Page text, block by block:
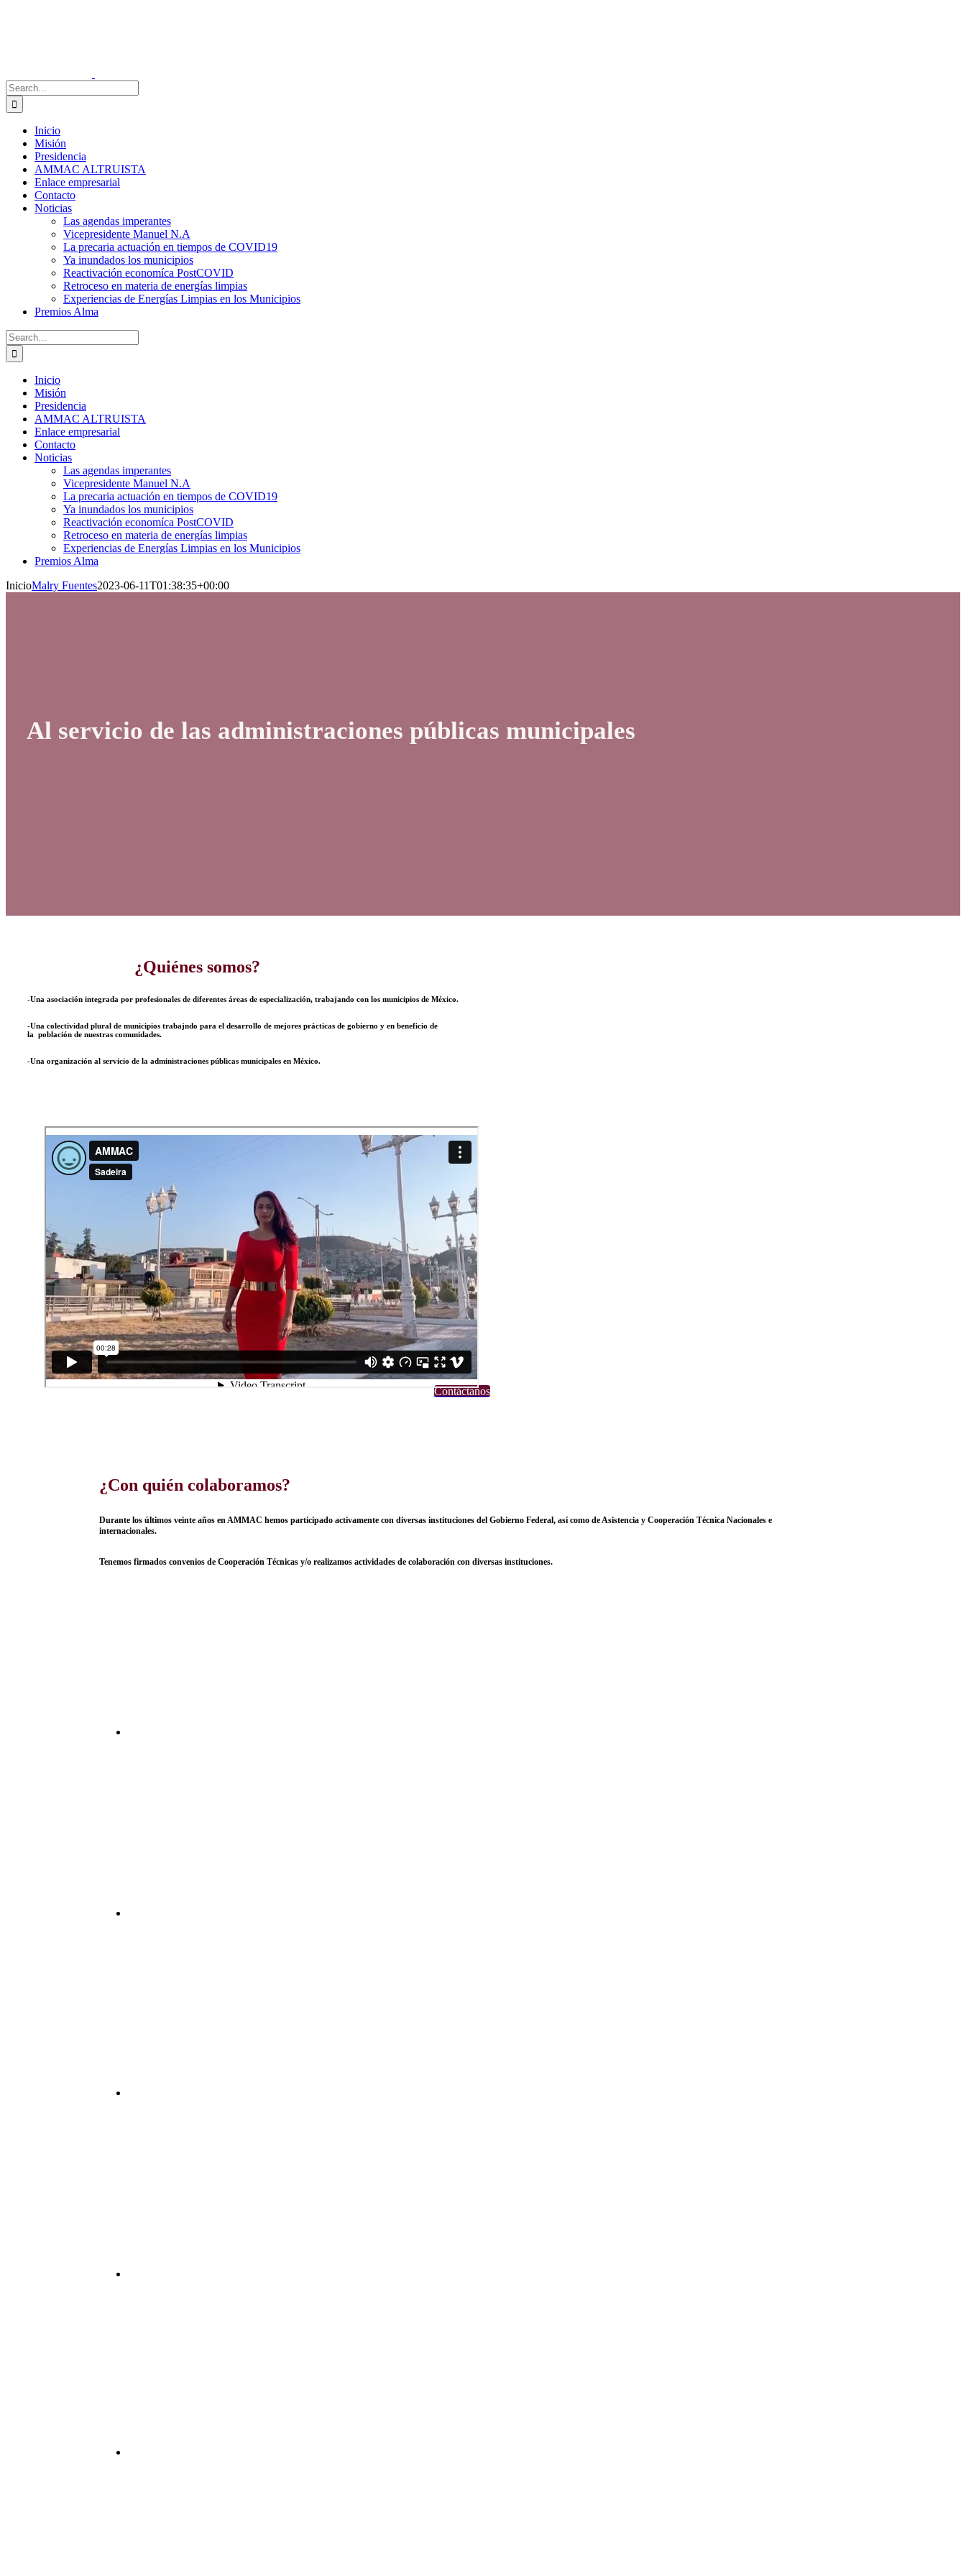
Search
for:
Inicio
Misión
Presidencia
AMMAC ALTRUISTA
Enlace empresarial
Contacto
Noticias
Las agendas imperantes
Vicepresidente Manuel N.A
La precaria actuación en tiempos de COVID19
Ya inundados los municipios
Reactivación economíca PostCOVID
Retroceso en materia de energías limpias
Experiencias de Energías Limpias en los Municipios
Premios Alma
Search
for:
Inicio
Misión
Presidencia
AMMAC ALTRUISTA
Enlace empresarial
Contacto
Noticias
Las agendas imperantes
Vicepresidente Manuel N.A
La precaria actuación en tiempos de COVID19
Ya inundados los municipios
Reactivación economíca PostCOVID
Retroceso en materia de energías limpias
Experiencias de Energías Limpias en los Municipios
Premios Alma
InicioMalry Fuentes2023-06-11T01:38:35+00:00
Al servicio de las administraciones públicas municipales
¿Quiénes somos?
-Una asociación integrada por profesionales de diferentes áreas de especialización, trabajando con los municipios de México.
-Una colectividad plural de municipios trabajndo para el desarrollo de mejores prácticas de gobierno y en beneficio de
la población de nuestras comunidades.
-Una organización al servicio de la administraciones públicas municipales en México.
Contáctanos
¿Con quién colaboramos?
Durante los últimos veinte años en AMMAC hemos participado activamente con diversas instituciones del Gobierno Federal, así como de Asistencia y Cooperación Técnica Nacionales e
internacionales.
Tenemos firmados convenios de Cooperación Técnicas y/o realizamos actividades de colaboración con diversas instituciones.